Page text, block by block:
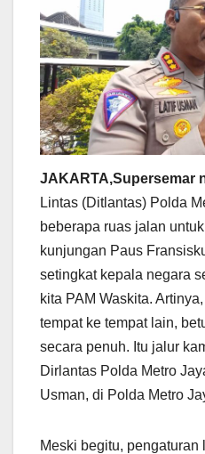
JAKARTA,Supersemar
Lintas (Ditlantas) Polda
beberapa ruas jalan
kunjungan Paus
setingkat kepala negara
kita PAM Waskita.
tempat ke tempat lain,
secara penuh. Itu jalur
Dirlantas Polda Metro
Usman, di Polda Metro
Meski begitu, pengaturan